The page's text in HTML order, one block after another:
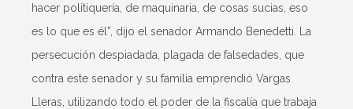
hacer politiquería, de maquinaria, de cosas sucias, eso
es lo que es él”, dijo el senador Armando Benedetti. La
persecución despiadada, plagada de falsedades, que
contra este senador y su familia emprendió Vargas
Lleras, utilizando todo el poder de la fiscalía que trabaja